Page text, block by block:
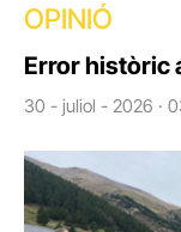
OPINIÓ
Error històric
30 - juliol - 2026 ·